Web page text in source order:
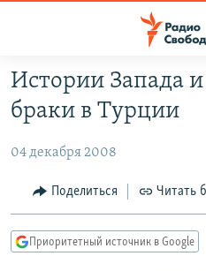
упрощенного
доступа
содержанию
Вернутся
ПРОГРАММЫ
ПОДКАСТЫ
АВТОРСКИЕ ПРОЕКТЫ
ЦИТАТЫ СВОБОДЫ
КУЛЬТУРА
Истории Запада
браки в Турции
04 декабря 2008
Поделиться Читать
Приоритетный источник в Google